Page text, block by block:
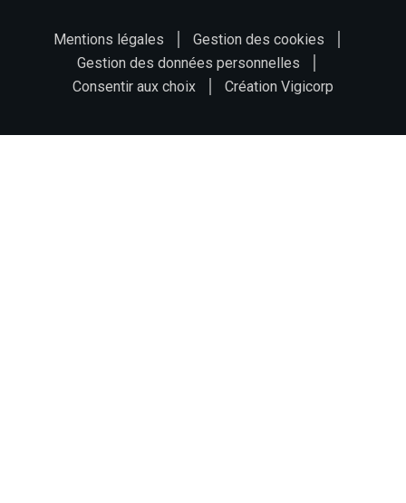
Mentions légales
Gestion des cookies
Gestion des données personnelles
Consentir aux choix
Création Vigicorp